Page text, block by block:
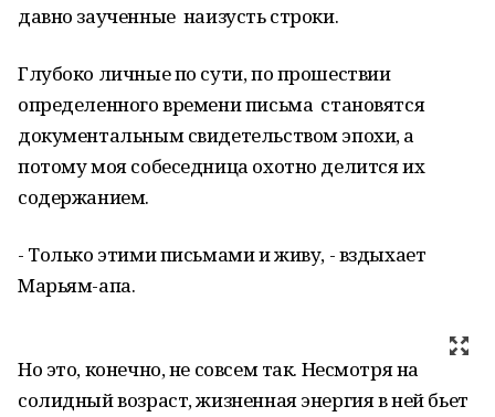
давно заученные наизусть строки.
Глубоко личные по сути, по прошествии
определенного времени письма становятся
документальным свидетельством эпохи, а
потому моя собеседница охотно делится их
содержанием.
- Только этими письмами и живу, - вздыхает
Марьям-апа.
Но это, конечно, не совсем так. Несмотря на
солидный возраст, жизненная энергия в ней бьет